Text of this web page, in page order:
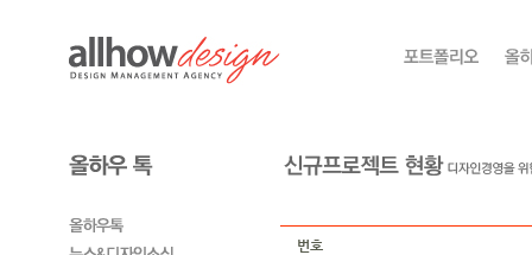
번호